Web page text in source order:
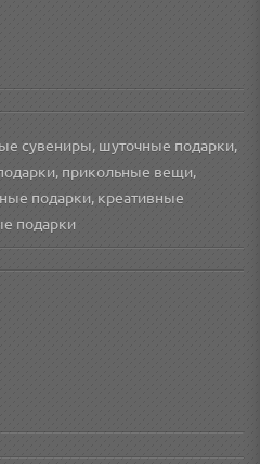
сувениры, шуточные подарки,
прикольные вещи,
подарки, креативные
подарки